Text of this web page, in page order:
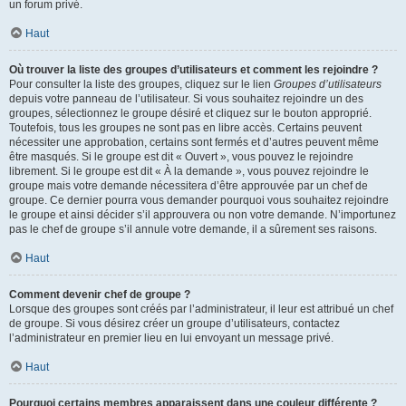
un forum privé.
Haut
Où trouver la liste des groupes d’utilisateurs et comment les rejoindre ?
Pour consulter la liste des groupes, cliquez sur le lien Groupes d’utilisateurs
depuis votre panneau de l’utilisateur. Si vous souhaitez rejoindre un des
groupes, sélectionnez le groupe désiré et cliquez sur le bouton approprié.
Toutefois, tous les groupes ne sont pas en libre accès. Certains peuvent
nécessiter une approbation, certains sont fermés et d’autres peuvent même
être masqués. Si le groupe est dit « Ouvert », vous pouvez le rejoindre
librement. Si le groupe est dit « À la demande », vous pouvez rejoindre le
groupe mais votre demande nécessitera d’être approuvée par un chef de
groupe. Ce dernier pourra vous demander pourquoi vous souhaitez rejoindre
le groupe et ainsi décider s’il approuvera ou non votre demande. N’importunez
pas le chef de groupe s’il annule votre demande, il a sûrement ses raisons.
Haut
Comment devenir chef de groupe ?
Lorsque des groupes sont créés par l’administrateur, il leur est attribué un chef
de groupe. Si vous désirez créer un groupe d’utilisateurs, contactez
l’administrateur en premier lieu en lui envoyant un message privé.
Haut
Pourquoi certains membres apparaissent dans une couleur différente ?